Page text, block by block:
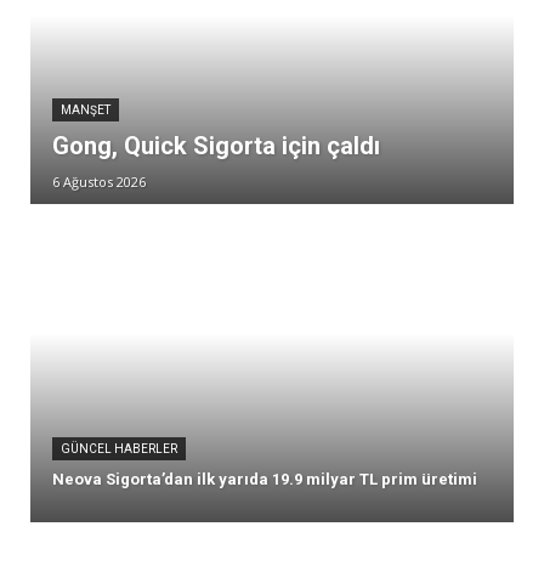
MANŞET
Gong, Quick Sigorta için çaldı
6 Ağustos 2026
GÜNCEL HABERLER
Neova Sigorta’dan ilk yarıda 19.9 milyar TL prim üretimi